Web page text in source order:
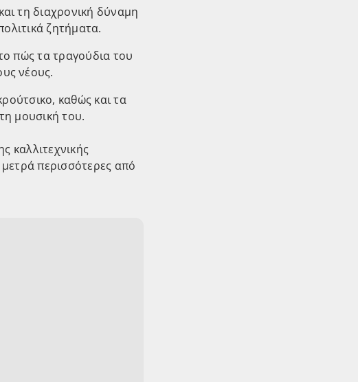
και τη διαχρονική δύναμη
ζητήματα.
πώς τα τραγούδια του
νέους.
καθώς και τα
μουσική του.
καλλιτεχνικής
περισσότερες από